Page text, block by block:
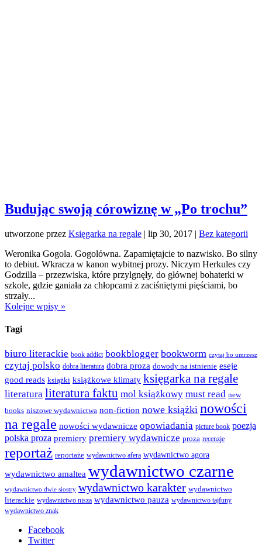
Budując swoją córowiznę w „Po trochu”
utworzone przez Księgarka na regale | lip 30, 2017 | Bez kategorii
Weronika Gogola. Gogolówna. Zapamiętajcie to nazwisko. Bo silny
to debiut. Wkracza w kanon wybitnej prozy. Niczym Herkules czy
Godzilla – przezwiska, które przylgnęły, do głównej bohaterki w
szkole, gdzie ganiała za chłopcami z zaciśniętymi pięściami, bo
strzały...
Kolejne wpisy »
Tagi
biuro literackie book addict bookblogger bookworm czytaj bo umrzesz
czytaj polsko dobra literatura dobra proza dowody na istnienie eseje
good reads książki książkowe klimaty księgarka na regale
literatura literatura faktu mol książkowy must read new
books niszowe wydawnictwa non-fiction nowe książki nowości
na regale nowości wydawnicze opowiadania picture book poezja
polska proza premiery premiery wydawnicze proza recenzje
reportaż reportaże wydawnictwo afera wydawnictwo agora
wydawnictwo amaltea wydawnictwo czarne
wydawnictwo dwie siostry wydawnictwo karakter wydawnictwo
literackie wydawnictwo nisza wydawnictwo pauza wydawnictwo tajfuny
wydawnictwo znak
Facebook
Twitter